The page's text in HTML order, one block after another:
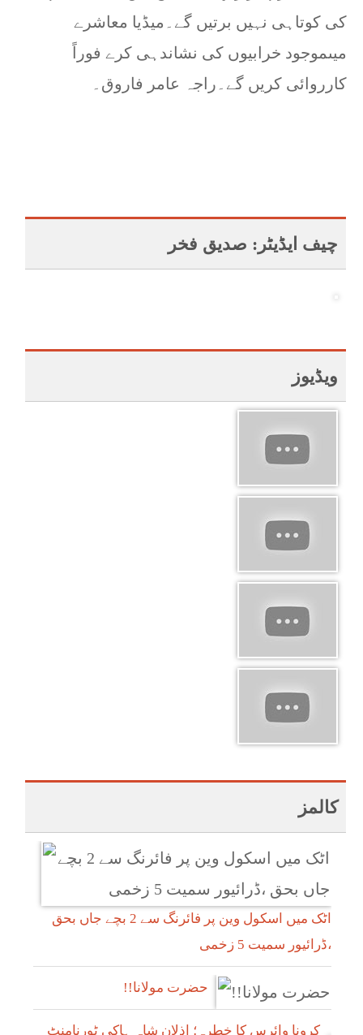
کی کوتاہی نہیں برتیں گے۔میڈیا معاشرے
میںموجود خرابیوں کی نشاندہی کرے فوراً
کارروائی کریں گے۔راجہ عامر فاروق۔
چیف ایڈیٹر: صدیق فخر
ویڈیوز
کالمز
اٹک میں اسکول وین پر فائرنگ سے 2 بچے جاں بحق
،ڈرائیور سمیت 5 زخمی
!!حضرت مولانا
کرونا وائرس کا خطرہ؛ اذلان شاہ ہاکی ٹورنامنٹ